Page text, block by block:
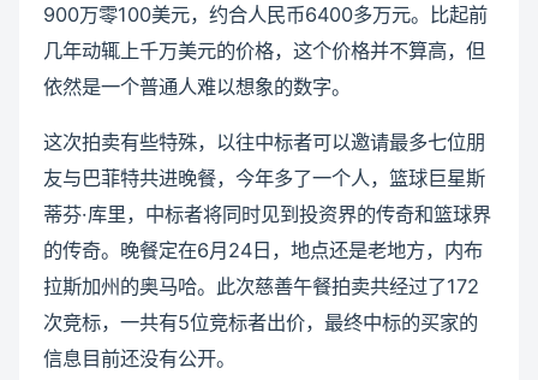
900万零100美元，约合人民币6400多万元。比起前
几年动辄上千万美元的价格，这个价格并不算高，但
依然是一个普通人难以想象的数字。
这次拍卖有些特殊，以往中标者可以邀请最多七位朋
友与巴菲特共进晚餐，今年多了一个人，篮球巨星斯
蒂芬·库里，中标者将同时见到投资界的传奇和篮球界
的传奇。晚餐定在6月24日，地点还是老地方，内布
拉斯加州的奥马哈。此次慈善午餐拍卖共经过了172
次竞标，一共有5位竞标者出价，最终中标的买家的
信息目前还没有公开。